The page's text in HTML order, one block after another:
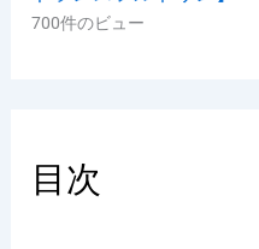
700件のビュー
目次